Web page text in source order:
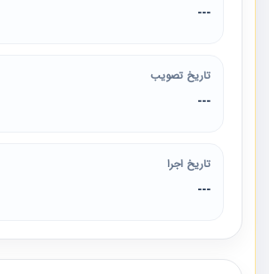
---
تاریخ تصویب
---
تاریخ اجرا
---